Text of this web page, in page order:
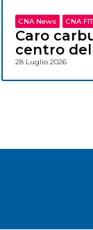
CNA News CNA
Caro
centro
28 Luglio 2026